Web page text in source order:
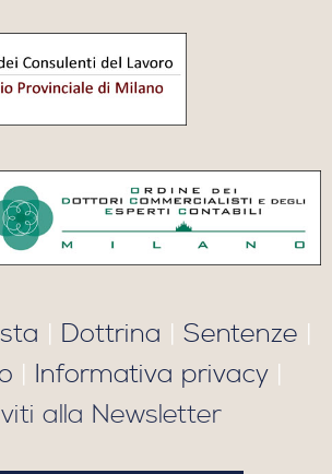
| Dottrina | Sentenze |
| Informativa privacy|
alla Newsletter